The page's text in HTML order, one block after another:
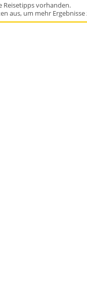
Reisetipps vorhanden.
aus, um mehr